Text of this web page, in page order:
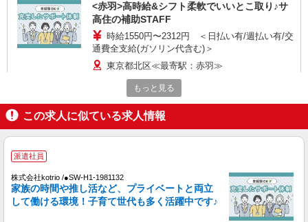
<赤羽>高時給&シフト柔軟でいいとこ取り♪サ
高住の補助STAFF
時給1550円〜2312円 ＜日払い有/週払い有/交
通費全支給(ガソリン代含む)＞
東京都北区≪最寄駅：赤羽≫
月給298,070円〜325,800円（経験・能力等に
よる） ＜給与補足＞居住支援特別手当20,000円/月
含む。 夜勤10回分（73,870〜76,600円）含む。※
夜勤1回あたり7,387〜7,660円（深夜割増＋夜勤手
東京都北区堀船1-23-8 ◆東京メトロ/都電荒川
線の王子駅からは徒歩10分程度です！
もっと見る
この求人に似ている求人情報
派遣社員
株式会社kotrio /●SW-H1-1981132
家族の時間や推し活など、プライベートと両立
して働ける環境！子育て世代も多く活躍中です♪